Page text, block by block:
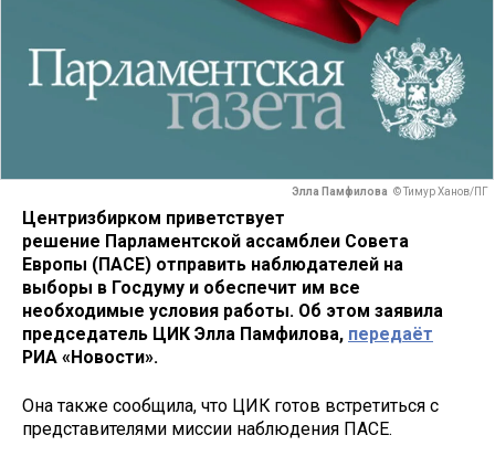
Элла Памфилова © Тимур Ханов/ПГ
Центризбирком приветствует
решение Парламентской ассамблеи Совета
Европы (ПАСЕ) отправить наблюдателей на
выборы в Госдуму и обеспечит им все
необходимые условия работы. Об этом заявила
председатель ЦИК Элла Памфилова, передаёт
РИА «Новости».
Она также сообщила, что ЦИК готов встретиться с
представителями миссии наблюдения ПАСЕ.